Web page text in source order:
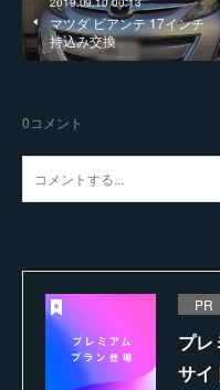
マツダ ビアンテ 17インチ
持込み交換
0コメント
PR
プレ
サイ